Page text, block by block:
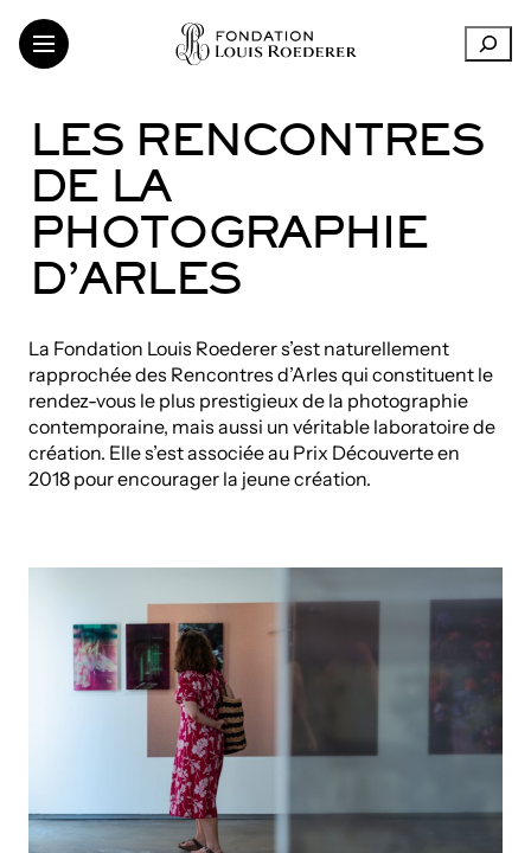
Aller
au
contenu
R
e
e
LA FONDATION
SOUTIEN AUX INSTITUTIONS
CRÉATION CONTEMPORAINE
TRANSMISSION DES CONNAISSANCES
THINKING SUSTAINABILITY
ART DANS LES VIGNOBLES
LinkedIn FR EN
LES RENCONTRES
DE LA
PHOTOGRAPHIE
D’ARLES
La Fondation Louis Roederer s’est naturellement
rapprochée des Rencontres d’Arles qui constituent le
rendez-vous le plus prestigieux de la photographie
contemporaine, mais aussi un véritable laboratoire de
création. Elle s’est associée au Prix Découverte en
2018 pour encourager la jeune création.